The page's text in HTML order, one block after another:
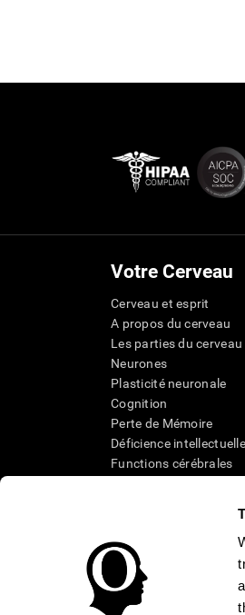
Votre Cerveau
Cerveau et esprit
A propos du cerveau
Les parties du cerveau
Neurones
Plasticité neuronale
Cognition
Perte de Mémoire
Déficience intellectuelle
Functions cérébrales